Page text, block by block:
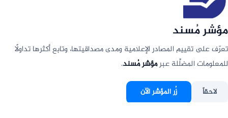
مؤشر مُسند
تعرّف على تقييم المصادر الإعلامية ومدى مصداقيتها، وتابع أكثرها تداولًا
للمعلومات المضلِّلة عبرمؤشر مُسند.
لاحقاً زُر المؤشر الآن